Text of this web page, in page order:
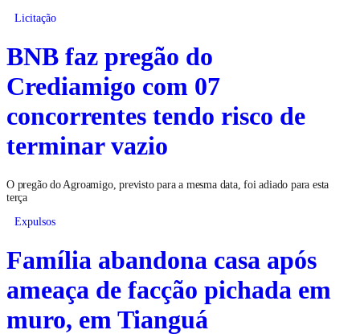
Licitação
BNB faz pregão do
Crediamigo com 07
concorrentes tendo risco de
terminar vazio
O pregão do Agroamigo, previsto para a mesma data, foi adiado para esta
terça
Expulsos
Família abandona casa após
ameaça de facção pichada em
muro, em Tianguá